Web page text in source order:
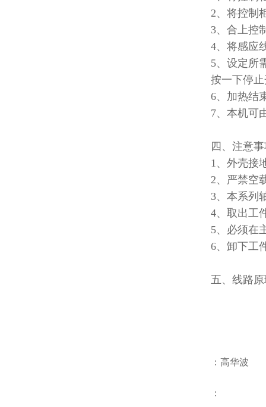
2、将控制
3、合上控
4、将感应
5、设定所
按一下停
6、加热结
7、本机可
四、注意
1、外壳接
2、严禁空
3、本系列
4、取出工
5、必须在
6、卸下工
五、线路
：高华波
：